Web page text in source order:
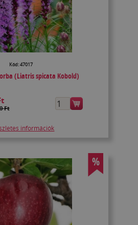
Kód: 47017
(Liatris spicata Kobold)
Ft
információk
%